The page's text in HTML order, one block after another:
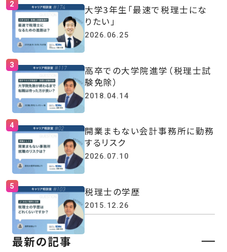
大学3年生「最速で税理士にな
りたい」
2026.06.25
高卒での大学院進学（税理士試
験免除）
2018.04.14
開業まもない会計事務所に勤務
するリスク
2026.07.10
税理士の学歴
2015.12.26
最新の記事